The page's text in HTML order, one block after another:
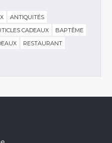
ANTIQUITÉS
CADEAUX
BAPTÊME
RESTAURANT